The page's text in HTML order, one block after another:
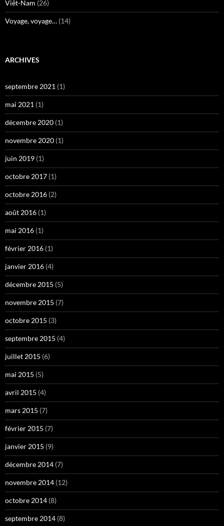
Viêt-Nam (26)
Voyage, voyage… (14)
ARCHIVES
septembre 2021 (1)
mai 2021 (1)
décembre 2020 (1)
novembre 2020 (1)
juin 2019 (1)
octobre 2017 (1)
octobre 2016 (2)
août 2016 (1)
mai 2016 (1)
février 2016 (1)
janvier 2016 (4)
décembre 2015 (5)
novembre 2015 (7)
octobre 2015 (3)
septembre 2015 (4)
juillet 2015 (6)
mai 2015 (5)
avril 2015 (4)
mars 2015 (7)
février 2015 (7)
janvier 2015 (9)
décembre 2014 (7)
novembre 2014 (12)
octobre 2014 (8)
septembre 2014 (8)